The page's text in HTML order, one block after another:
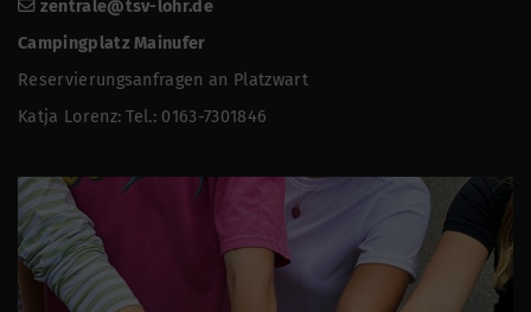
zentrale@tsv-lohr.de
Campingplatz Mainufer
Reservierungsanfragen an Platzwart
Katja Lorenz: Tel.: 0163-7301846